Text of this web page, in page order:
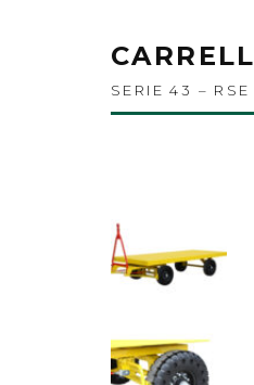
SERIE 43 –